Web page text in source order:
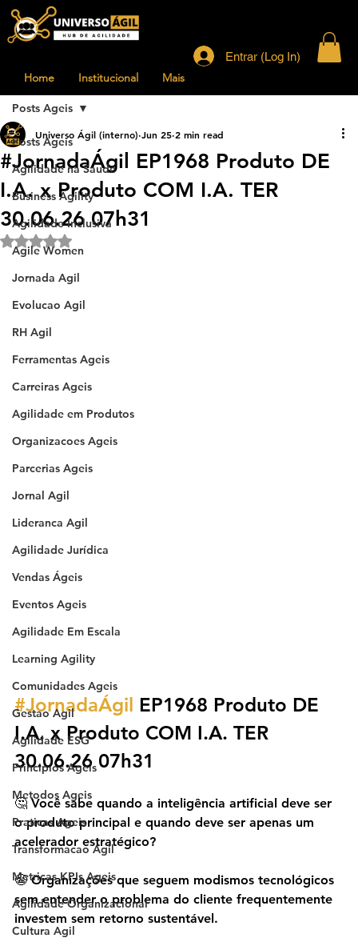
Home Institucional Mais
Entrar (Log In)
Posts Ageis
Agilidade na Saude
Business Agility
Agilidade Inclusiva
Agile Women
Jornada Agil
Evolucao Agil
RH Agil
Ferramentas Ageis
Carreiras Ageis
Agilidade em Produtos
Organizacoes Ageis
Parcerias Ageis
Jornal Agil
Lideranca Agil
Agilidade Jurídica
Vendas Ágeis
Eventos Ageis
Agilidade Em Escala
Learning Agility
Comunidades Ageis
Gestao Agil
Agilidade ESG
Principios Ageis
Metodos Ageis
Praticas Ageis
Transformacao Agil
Metricas KPIs Ageis
Agilidade Organizacional
Cultura Agil
Posts Ageis
#JornadaÁgil EP1968 Produto DE
I.A. x Produto COM I.A. TER
30.06.26 07h31
Universo Ágil (interno) Jun 25 2 min read
Rated NaN out of 5 stars.
#JornadaÁgil EP1968 Produto DE
I.A. x Produto COM I.A. TER
30.06.26 07h31
🤔 Você sabe quando a inteligência artificial deve ser
o produto principal e quando deve ser apenas um
acelerador estratégico?
😬 Organizações que seguem modismos tecnológicos
sem entender o problema do cliente frequentemente
investem sem retorno sustentável.